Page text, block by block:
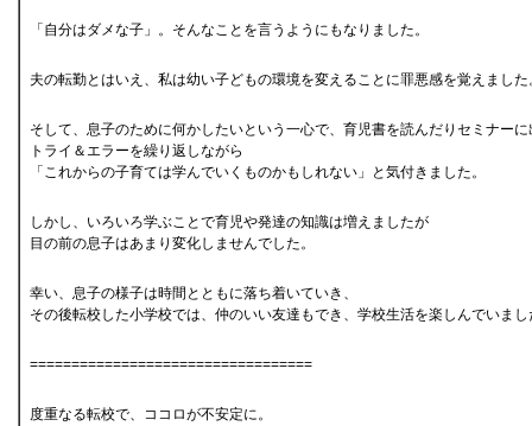
「自分はダメな子」。そんなことを言うようにもなりました。
夫の転勤とはいえ、私は幼い子どもの環境を変えることに罪悪感を覚えました
そして、息子のために何かしたいという一心で、育児書を読んだりセミナーに
トライ＆エラーを繰り返しながら
「これからの子育ては学んでいくものかもしれない」と気付きました。
しかし、いろいろ学ぶことで育児や発達の知識は増えましたが
目の前の息子はあまり変化しませんでした。
幸い、息子の様子は時間とともに落ち着いていき、
その後転校した小学校では、仲のいい友達もでき、学校生活を楽しんでいまし
==================================
度重なる転校で、ココロが不安定に。